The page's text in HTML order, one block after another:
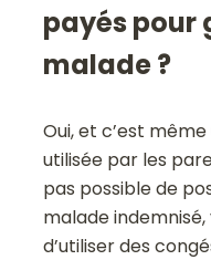
payés pour
malade ?
Oui, et c’est
utilisée par les
pas possible de
malade
d’utiliser des